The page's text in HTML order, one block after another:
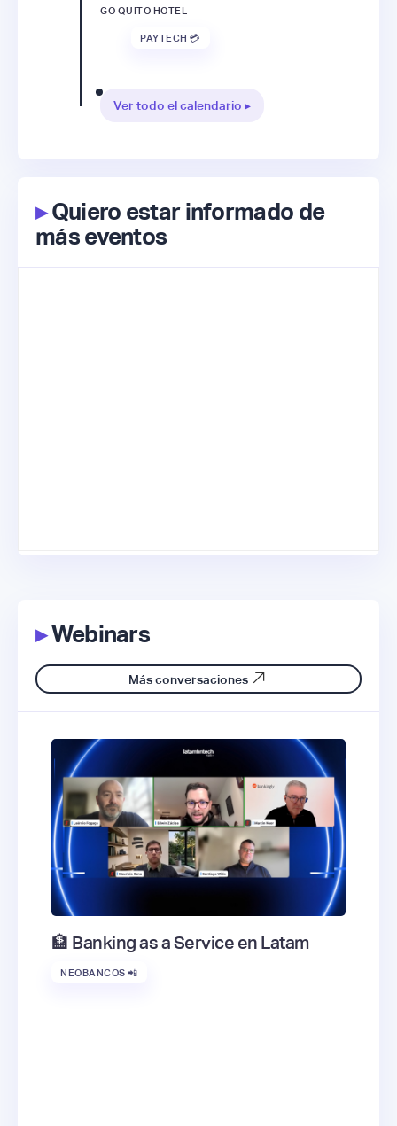
GO QUITO HOTEL
PAYTECH 💳
Ver todo el calendario ▸
▸Quiero estar informado de
más eventos
▸Webinars
Más conversaciones
🏦 Banking as a Service en Latam
NEOBANCOS 📲